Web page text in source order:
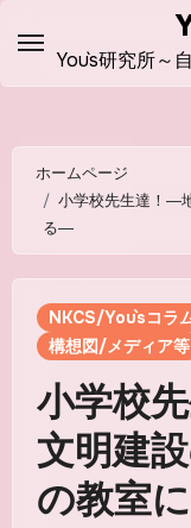
テ
ツ
キ
ッ
You`s研究所～
ホームページ
小学校先生達！―
る―
NKCS/You`sコラ
構想図/メディア等
小学校
文明建
の教室